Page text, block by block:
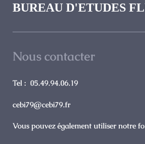
BUREAU D'ETUDES
Nous contacter
Tel : 05.49.94.06.19
cebi79@cebi79.fr
Vous pouvez également utiliser notre